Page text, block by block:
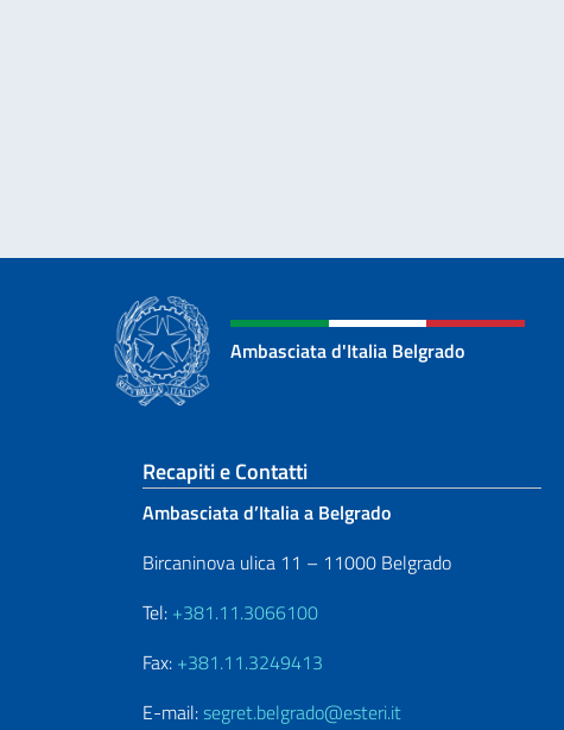
Ambasciata d'Italia Belgrado
Sezione footer
Recapiti e Contatti
Ambasciata d’Italia a Belgrado
Bircaninova ulica 11 – 11000 Belgrado
Tel: +381.11.3066100
Fax: +381.11.3249413
E-mail:segret.belgrado@esteri.it